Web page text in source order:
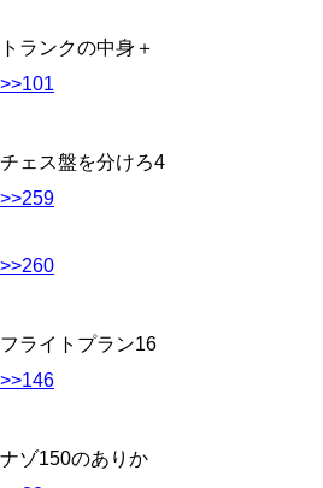
トランクの中身＋
>>101
チェス盤を分けろ4
>>259
>>260
フライトプラン16
>>146
ナゾ150のありか